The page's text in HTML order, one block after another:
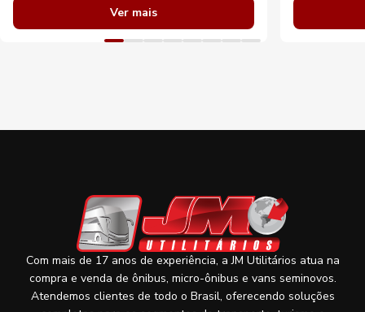
Ver mais
Com mais de 17 anos de experiência, a JM Utilitários atua na
compra e venda de ônibus, micro-ônibus e vans seminovos.
Atendemos clientes de todo o Brasil, oferecendo soluções